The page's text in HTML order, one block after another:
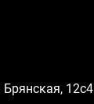
Брянская, 12с4